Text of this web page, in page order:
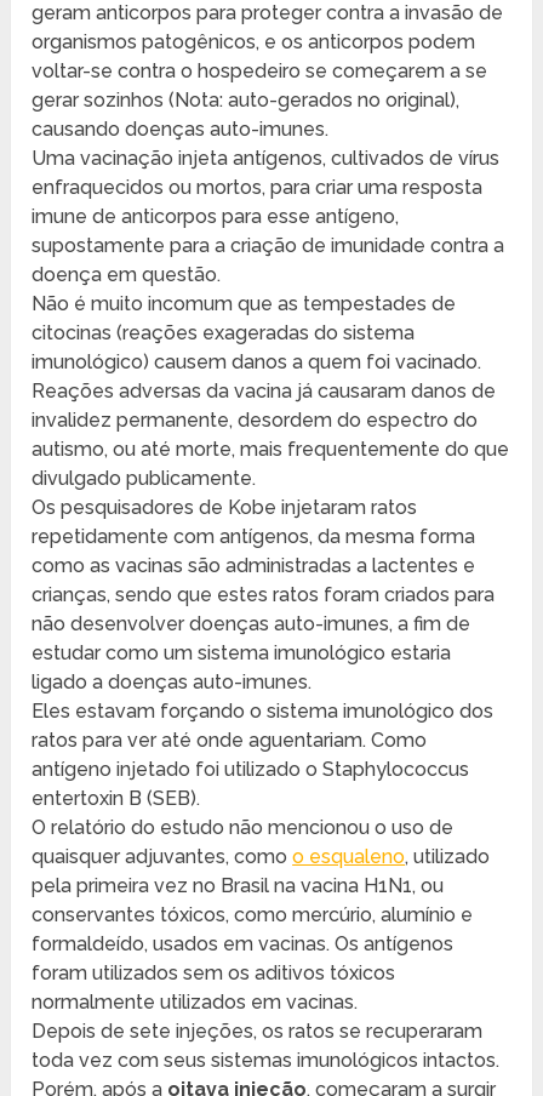
geram anticorpos para proteger contra a invasão de
organismos patogênicos, e os anticorpos podem
voltar-se contra o hospedeiro se começarem a se
gerar sozinhos (Nota: auto-gerados no original),
causando doenças auto-imunes.
Uma vacinação injeta antígenos, cultivados de vírus
enfraquecidos ou mortos, para criar uma resposta
imune de anticorpos para esse antígeno,
supostamente para a criação de imunidade contra a
doença em questão.
Não é muito incomum que as tempestades de
citocinas (reações exageradas do sistema
imunológico) causem danos a quem foi vacinado.
Reações adversas da vacina já causaram danos de
invalidez permanente, desordem do espectro do
autismo, ou até morte, mais frequentemente do que
divulgado publicamente.
Os pesquisadores de Kobe injetaram ratos
repetidamente com antígenos, da mesma forma
como as vacinas são administradas a lactentes e
crianças, sendo que estes ratos foram criados para
não desenvolver doenças auto-imunes, a fim de
estudar como um sistema imunológico estaria
ligado a doenças auto-imunes.
Eles estavam forçando o sistema imunológico dos
ratos para ver até onde aguentariam. Como
antígeno injetado foi utilizado o Staphylococcus
entertoxin B (SEB).
O relatório do estudo não mencionou o uso de
quaisquer adjuvantes, comoo esqualeno, utilizado
pela primeira vez no Brasil na vacina H1N1, ou
conservantes tóxicos, como mercúrio, alumínio e
formaldeído, usados ​​em vacinas. Os antígenos
foram utilizados sem os aditivos tóxicos
normalmente utilizados em vacinas.
Depois de sete injeções, os ratos se recuperaram
toda vez com seus sistemas imunológicos intactos.
Porém, após a oitava injeção, começaram a surgir